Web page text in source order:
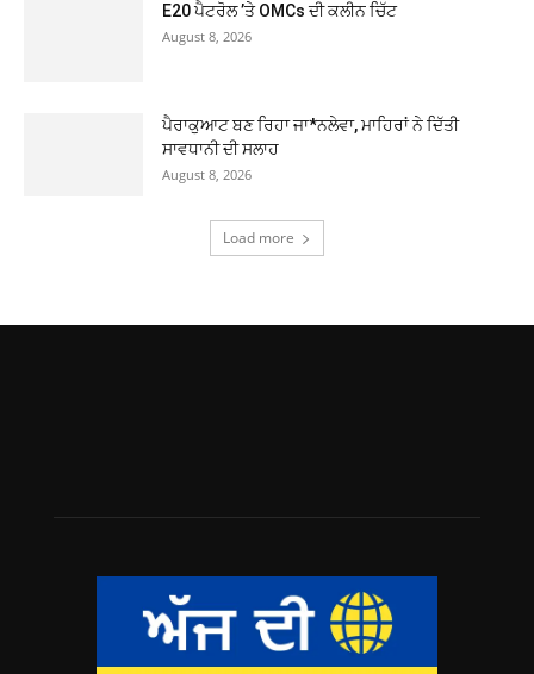
E20 ਪੈਟਰੋਲ ’ਤੇ OMCs ਦੀ ਕਲੀਨ ਚਿੱਟ
August 8, 2026
ਪੈਰਾਕੁਆਟ ਬਣ ਰਿਹਾ ਜਾ*ਨਲੇਵਾ, ਮਾਹਿਰਾਂ ਨੇ ਦਿੱਤੀ
ਸਾਵਧਾਨੀ ਦੀ ਸਲਾਹ
August 8, 2026
Load more